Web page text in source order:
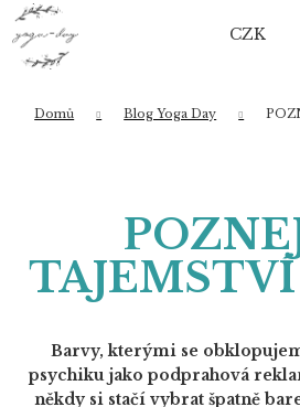
Přejít
obsah
CZK
Domů Blog Yoga Day
Barvy, kterými se
psychiku jako podprahová
někdy si stačí vybrat špatně
K
o
Zpět
Zpět